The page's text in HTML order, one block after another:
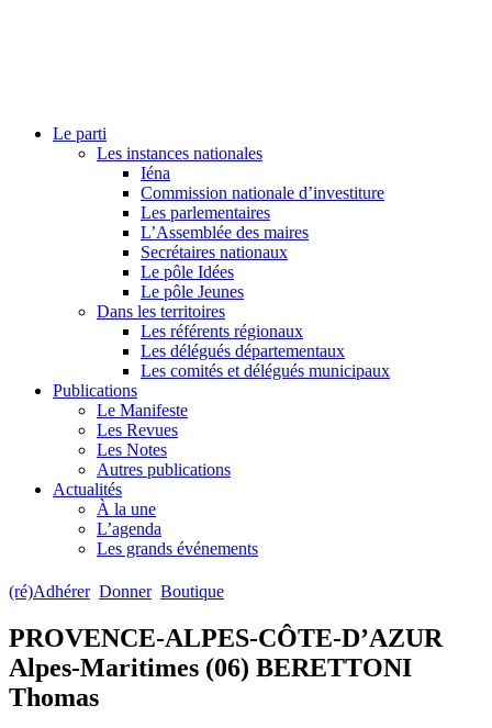
Le parti
Les instances nationales
Iéna
Commission nationale d’investiture
Les parlementaires
L’Assemblée des maires
Secrétaires nationaux
Le pôle Idées
Le pôle Jeunes
Dans les territoires
Les référents régionaux
Les délégués départementaux
Les comités et délégués municipaux
Publications
Le Manifeste
Les Revues
Les Notes
Autres publications
Actualités
À la une
L’agenda
Les grands événements
(ré)Adhérer Donner Boutique
PROVENCE-ALPES-CÔTE-D’AZUR
Alpes-Maritimes (06) BERETTONI
Thomas